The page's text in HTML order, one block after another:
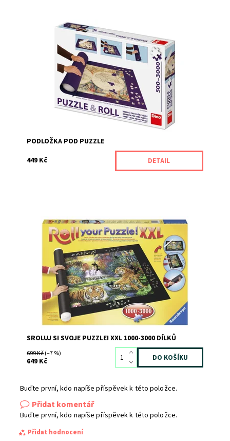
Momentálně nedostupné
8356
DINO
PODLOŽKA POD PUZZLE
449 Kč
DETAIL
Podložka na puzzle pro snadné uklizení rozestavěného
obrázku
Dostupnost:
Skladem1
3571
Značka:
RAVENSBURGER
SROLUJ SI SVOJE PUZZLE! XXL 1000-3000 DÍLKŮ
699 Kč(–7 %)
649 Kč
Buďte první, kdo napíše příspěvek k této položce.
Přidat komentář
Buďte první, kdo napíše příspěvek k této položce.
Přidat hodnocení